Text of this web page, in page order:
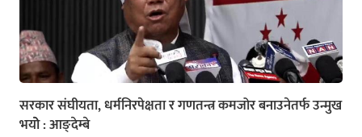
सरकार संघीयता, धर्मनिरपेक्षता र गणतन्त्र कमजोर बनाउनेतर्फ उन्मुख
भयोे : आङ्देम्बे